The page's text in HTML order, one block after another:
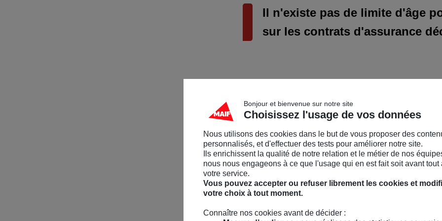
Il n'existe pas de limite d'âge
sur les contrats d'assurance
3 Assurance décès :
on souscrire ?
En général, les compagnies d'assurance exigent
souscription de
L’âge de souscription maximum se situe
Bonjour et bienvenue sur notre site
Choisissez l'usage de vos données
Nous utilisons des cookies dans le but de vous proposer des
personnalisés, et d'effectuer des tests pour améliorer notre site.
Ils enrichissent la qualité de notre relation et le métier de nos
nous nous engageons à ce que l'usage qui en est fait soit avant tout
votre service.
Vous pouvez accepter ou refuser librement les cookies et
votre choix à tout moment.
Connaître nos cookies avant de décider :